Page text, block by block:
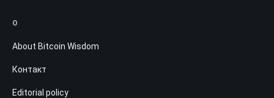
О
About Bitcoin Wisdom
Контакт
Editorial policy